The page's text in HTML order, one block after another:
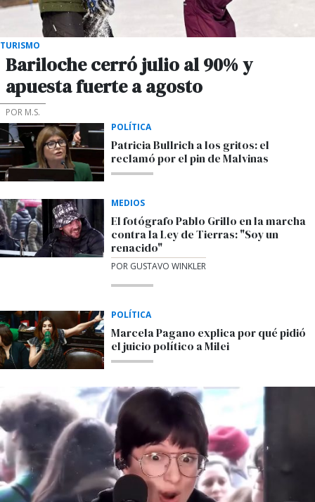
TURISMO
Bariloche cerró julio al 90% y
apuesta fuerte a agosto
POR M.S.
POLÍTICA
Patricia Bullrich a los gritos: el
reclamó por el pin de Malvinas
MEDIOS
El fotógrafo Pablo Grillo en la marcha
contra la Ley de Tierras: "Soy un
renacido"
POR GUSTAVO WINKLER
POLÍTICA
Marcela Pagano explica por qué pidió
el juicio político a Milei